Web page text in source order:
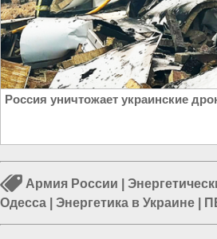
Россия уничтожает украинские
Армия России
Одесса
Энергетика в Украине
Украины|Политика в Украине